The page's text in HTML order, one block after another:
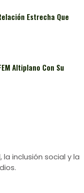
Estrecha Que
Altiplano Con Su
inclusión social y la